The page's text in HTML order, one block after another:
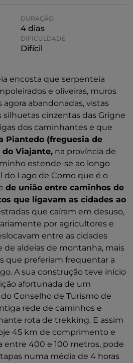
DURAÇÃO
4 dias
DIFICULDADE
Difícil
encosta que serpenteia
e oliveiras, muros
agora abandonadas, vistas
silhuetas cinzentas das Grigne
dos caminhantes e que
Piantedo (freguesia de
do Viajante, na província de
estende-se ao longo
do Lago de Como que é o
de união entre caminhos de
que ligavam as cidades ao
que caíram em desuso,
por agricultores e
entre as cidades
de aldeias de montanha, mais
que preferiam frequentar a
A sua construção teve início
afortunada de um
Conselho de Turismo de
rede de caminhos e
rota de trekking. E assim
45 km de comprimento e
entre 400 e 100 metros, pode
numa média de 4 horas